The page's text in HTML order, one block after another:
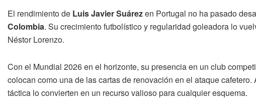
El rendimiento de Luis Javier Suárezen Portugal no ha pasado
Colombia. Su crecimiento futbolístico y regularidad goleadora lo
Néstor Lorenzo.
Con el Mundial 2026 en el horizonte, su presencia en un club
colocan como una de las cartas de renovación en el ataque
táctica lo convierten en un recurso valioso para cualquier esquema.